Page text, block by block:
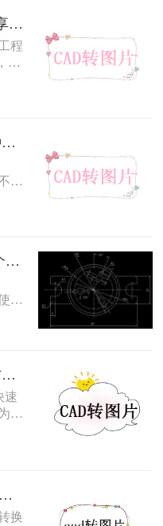
式
转
cad图纸如何转换为图片？分享二种高效的转换方法！
程
而
图
cad图纸怎么转图片格式？3种简单实用的方法分享！
可
种
。
cad怎么转图片jpg？教大家3个转换方法！
用
如
cad转图片怎么转？5种实用方法详解！
速
图
cad怎么转jpg格式？学学这三种转换方法！
换